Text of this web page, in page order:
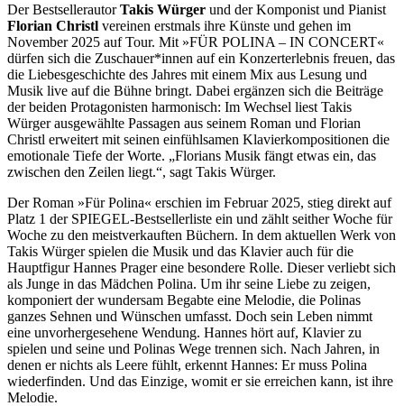
Der BestsellerautorTakis Würger und der Komponist und Pianist
Florian Christl vereinen erstmals ihre Künste und gehen im
November 2025 auf Tour. Mit »FÜR POLINA – IN CONCERT«
dürfen sich die Zuschauer*innen auf ein Konzerterlebnis freuen, das
die Liebesgeschichte des Jahres mit einem Mix aus Lesung und
Musik live auf die Bühne bringt. Dabei ergänzen sich die Beiträge
der beiden Protagonisten harmonisch: Im Wechsel liest Takis
Würger ausgewählte Passagen aus seinem Roman und Florian
Christl erweitert mit seinen einfühlsamen Klavierkompositionen die
emotionale Tiefe der Worte. „Florians Musik fängt etwas ein, das
zwischen den Zeilen liegt.“, sagt Takis Würger.
Der Roman »Für Polina« erschien im Februar 2025, stieg direkt auf
Platz 1 der SPIEGEL-Bestsellerliste ein und zählt seither Woche für
Woche zu den meistverkauften Büchern. In dem aktuellen Werk von
Takis Würger spielen die Musik und das Klavier auch für die
Hauptfigur Hannes Prager eine besondere Rolle. Dieser verliebt sich
als Junge in das Mädchen Polina. Um ihr seine Liebe zu zeigen,
komponiert der wundersam Begabte eine Melodie, die Polinas
ganzes Sehnen und Wünschen umfasst. Doch sein Leben nimmt
eine unvorhergesehene Wendung. Hannes hört auf, Klavier zu
spielen und seine und Polinas Wege trennen sich. Nach Jahren, in
denen er nichts als Leere fühlt, erkennt Hannes: Er muss Polina
wiederfinden. Und das Einzige, womit er sie erreichen kann, ist ihre
Melodie.